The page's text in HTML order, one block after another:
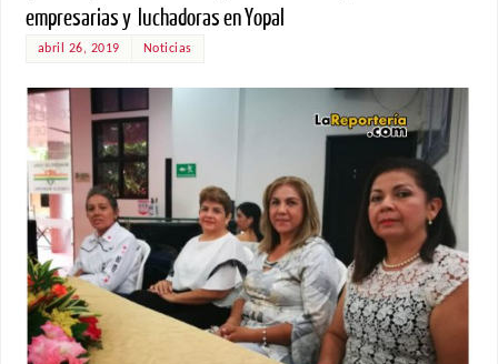
empresarias y luchadoras en Yopal
abril 26, 2019 Noticias